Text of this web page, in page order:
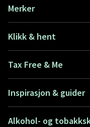
Merker
Klikk & hent
Tax Free & Me
Inspirasjon & guider
Alkohol- og